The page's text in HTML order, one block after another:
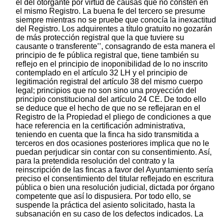
el del otorgante por virtud de causas que no consten en
el mismo Registro. La buena fe del tercero se presume
siempre mientras no se pruebe que conocía la inexactitud
del Registro. Los adquirentes a título gratuito no gozarán
de más protección registral que la que tuviere su
causante o transferente’’, consagrando de esta manera el
principio de fe pública registral que, tiene también su
reflejo en el principio de inoponibilidad de lo no inscrito
contemplado en el artículo 32 LH y el principio de
legitimación registral del artículo 38 del mismo cuerpo
legal; principios que no son sino una proyección del
principio constitucional del artículo 24 CE. De todo ello
se deduce que el hecho de que no se reflejaran en el
Registro de la Propiedad el pliego de condiciones a que
hace referencia en la certificación administrativa,
teniendo en cuenta que la finca ha sido transmitida a
terceros en dos ocasiones posteriores implica que no le
puedan perjudicar sin contar con su consentimiento. Así,
para la pretendida resolución del contrato y la
reinscripción de las fincas a favor del Ayuntamiento sería
preciso el consentimiento del titular reflejado en escritura
pública o bien una resolución judicial, dictada por órgano
competente que así lo dispusiera. Por todo ello, se
suspende la práctica del asiento solicitado, hasta la
subsanación en su caso de los defectos indicados. La